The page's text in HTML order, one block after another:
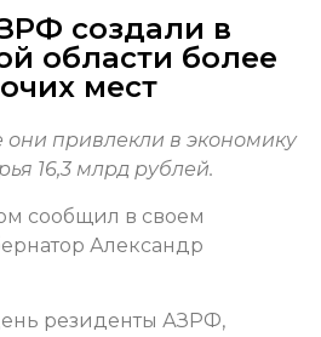
создали в
области более
мест
они привлекли в экономику
16,3 млрд рублей.
сообщил в своем
Александр
резиденты АЗРФ,